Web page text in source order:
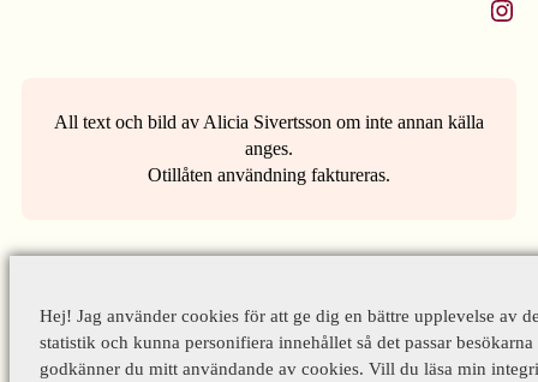
Instagram
All text och bild av Alicia Sivertsson om inte annan källa
anges.
Otillåten användning faktureras.
Hej! Jag använder cookies för att ge dig en bättre upplevelse av
statistik och kunna personifiera innehållet så det passar
godkänner du mitt användande av cookies. Vill du läsa min